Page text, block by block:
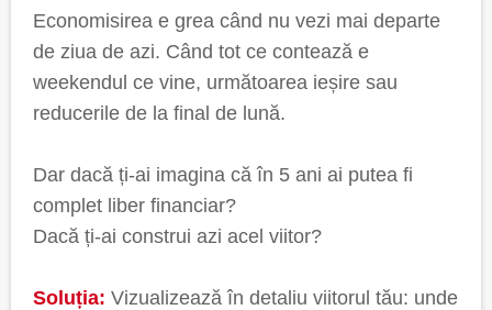
Economisirea e grea când nu vezi mai departe
de ziua de azi. Când tot ce contează e
weekendul ce vine, următoarea ieșire sau
reducerile de la final de lună.
Dar dacă ți-ai imagina că în 5 ani ai putea fi
complet liber financiar?
Dacă ți-ai construi azi acel viitor?
Soluția: Vizualizează în detaliu viitorul tău: unde